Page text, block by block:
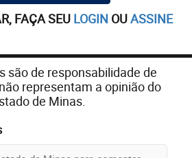
FAÇA SEU LOGIN OUASSINE
são de responsabilidade de
representam a opinião do
de Minas.